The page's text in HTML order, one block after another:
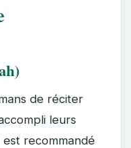
de réciter
leurs
recommandé